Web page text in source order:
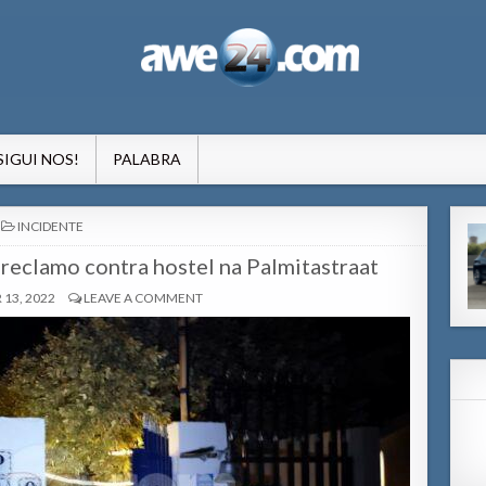
NOS! PALABRA
POSTED
IN
INCIDENTE
contra hostel na Palmitastraat
13, 2022 LEAVE A COMMENT